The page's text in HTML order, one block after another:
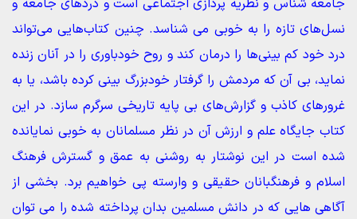
جامعه شناس و نظریه پردازى اجتماعى است و دردهاى جامعه و
نسل‌هاى تازه را به خوبی می شناسد. چنین کتاب‌هایی می‌تواند
درد خود کم بینی‌ها را درمان کند و روح خودباورى را در آنان زنده
نماید، بی آن که مردمش را گرفتار خودبزرگ بینی کرده باشد، یا به
غرورهاى کاذب و گزارش‌های بی پایه تاریخى سرگرم سازد. در این
کتاب جایگاه علم و ارزش آن در نظر مسلمانان به خوبی نمایانده
شده است در این نوشتار به روشنی به عمق و گسترش فرهنگ
اسلام و فرهنگبانان حقیقی و وارسته پی خواهیم برد. بخشی از
آگاهی هایی که در دانش مسلمین بدان پرداخته شده را می توان